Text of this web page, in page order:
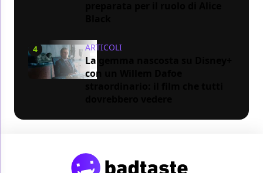
4 ARTICOLI
La gemma nascosta su Disney+
con un Willem Dafoe